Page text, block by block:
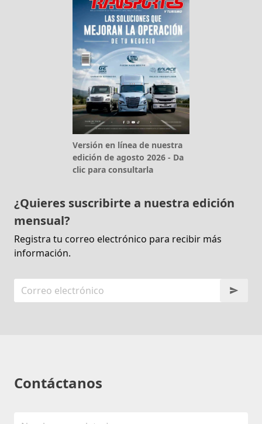
Versión en línea de nuestra
edición de agosto 2026 - Da
clic para consultarla
¿Quieres suscribirte a nuestra edición
mensual?
Registra tu correo electrónico para recibir más
información.
Contáctanos